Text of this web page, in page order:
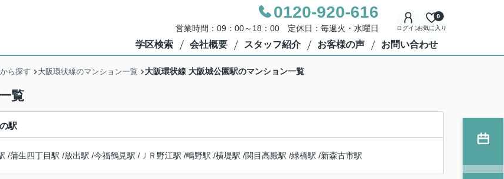
0120-920-616
営業時間：09：00～18：00 定休日：毎週火・水曜日 ログインお気に入り
0
学区検索 会社概要 スタッフ紹介 お客様の声 お問い合わせ
ら探す 大阪環状線のマンション一覧 大阪環状線 大阪城公園駅のマンション一覧
覧
駅
/蒲生四丁目駅 /放出駅 /今福鶴見駅 / ＪＲ野江駅 /鴫野駅 /横堤駅 /関目高殿駅 /緑橋駅 /新森古市駅